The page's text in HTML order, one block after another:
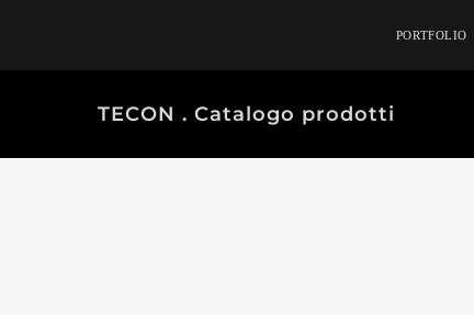
PORTFOLIO
TECON . Catalogo prodotti